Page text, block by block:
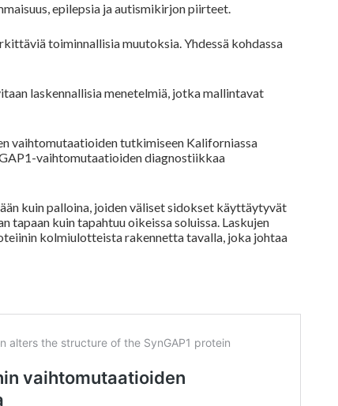
epilepsia ja autismikirjon piirteet.
toiminnallisia muutoksia. Yhdessä kohdassa
laskennallisia menetelmiä, jotka mallintavat
vaihtomutaatioiden tutkimiseen Kaliforniassa
-vaihtomutaatioiden diagnostiikkaa
kuin palloina, joiden väliset sidokset käyttäytyvät
tapaan kuin tapahtuu oikeissa soluissa. Laskujen
kolmiulotteista rakennetta tavalla, joka johtaa